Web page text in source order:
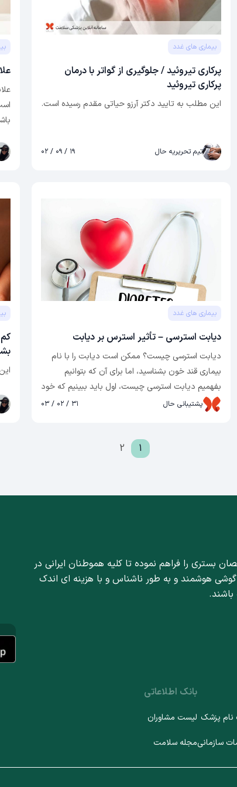
بیماری های غدد
پرکاری تیروئید / جلوگیری از گواتر با درمان
پرکاری تیروئید
این مطلب به تایید دکتر آرزو حیاتی مقدم رسیده است.
تیم تحریریه حال ۱۹ / ۰۹ / ۰۲
بیماری های غدد
دیابت استرسی – تأثیر استرس بر دیابت
دیابت استرسی چیست؟ ممکن است دیابت را با نام
بیماری قند خون بشناسید، اما برای آن که بتوانیم
بفهمیم دیابت استرسی چیست، اول باید ببینیم که خود
دیابت دقیقاً چیست و بعد انواع آن را بررسی کنیم.
سلول‌های شما منتقل می‌کند تا آن را ذخیره کند یا به
نمی‌تواند به طور موثر از انسولینی که توسط سلول‌ها
پشتیبانی حال ۳۱ / ۰۲ / ۰۳
1
2
بستری را فراهم نموده تا کلیه هموطنان ایرانی در
هوشمند و به طور ناشناس و با هزینه ای اندک
باشند.
پزشک
سازمانی
بانک اطلاعاتی
لیست مشاوران
مجله سلامت